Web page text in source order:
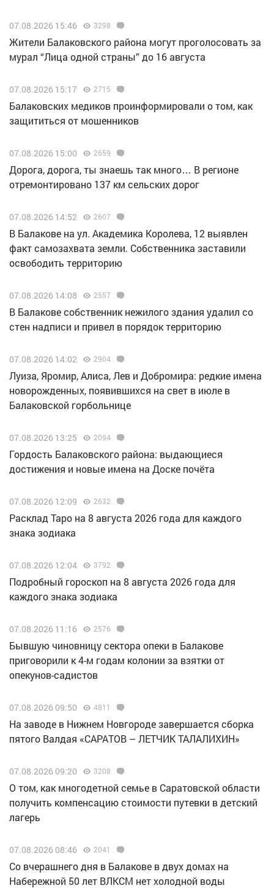
07.08.2026 15:46 3298
Жители Балаковского района могут проголосовать за
мурал “Лица одной страны” до 16 августа
07.08.2026 15:17 2715
Балаковских медиков проинформировали о том, как
защититься от мошенников
07.08.2026 15:00 2659
Дорога, дорога, ты знаешь так много… В регионе
отремонтировано 137 км сельских дорог
07.08.2026 14:52 2607
В Балакове на ул. Академика Королева, 12 выявлен
факт самозахвата земли. Собственника заставили
освободить территорию
07.08.2026 14:08 2557
В Балакове собственник нежилого здания удалил со
стен надписи и привел в порядок территорию
07.08.2026 14:02 2904
Луиза, Яромир, Алиса, Лев и Добромира: редкие имена
новорожденных, появившихся на свет в июле в
Балаковской горбольнице
07.08.2026 13:25 2094
Гордость Балаковского района: выдающиеся
достижения и новые имена на Доске почёта
07.08.2026 12:09 2632
Расклад Таро на 8 августа 2026 года для каждого
знака зодиака
07.08.2026 12:04 3792
Подробный гороскоп на 8 августа 2026 года для
каждого знака зодиака
07.08.2026 11:16 2576
Бывшую чиновницу сектора опеки в Балакове
приговорили к 4-м годам колонии за взятки от
опекунов-садистов
07.08.2026 09:50 4811
Н️а заводе в Нижнем Новгороде завершается сборка
пятого Валдая «САРАТОВ – ЛЕТЧИК ТАЛАЛИХИН»
07.08.2026 09:20 3208
О том, как многодетной семье в Саратовской области
получить компенсацию стоимости путевки в детский
лагерь
07.08.2026 08:46 2041
Со вчерашнего дня в Балакове в двух домах на
Набережной 50 лет ВЛКСМ нет холодной воды